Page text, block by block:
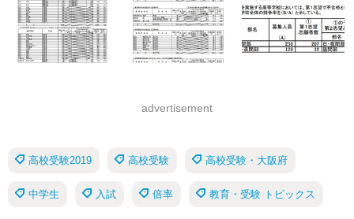
advertisement
高校受験2019 高校受験 高校受験・大阪府
中学生 入試 倍率 教育・受験 トピックス